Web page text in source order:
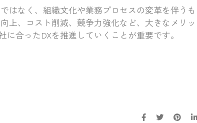
はなく、組織文化や業務プロセスの変革を伴うも
上、コスト削減、競争力強化など、大きなメリッ
合ったDXを推進していくことが重要です。